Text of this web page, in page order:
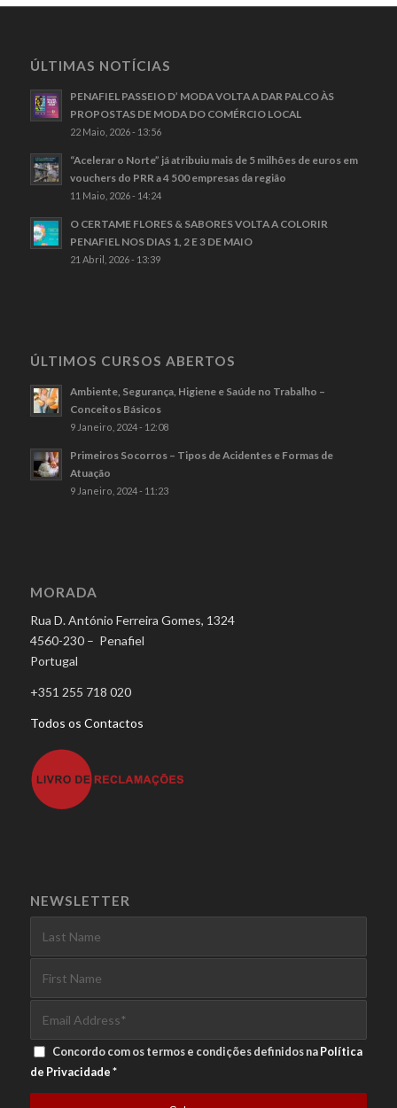
ÚLTIMAS NOTÍCIAS
PENAFIEL PASSEIO D’ MODA VOLTA A DAR PALCO ÀS
PROPOSTAS DE MODA DO COMÉRCIO LOCAL
22 Maio, 2026 - 13:56
“Acelerar o Norte” já atribuiu mais de 5 milhões de euros em
vouchers do PRR a 4 500 empresas da região
11 Maio, 2026 - 14:24
O CERTAME FLORES & SABORES VOLTA A COLORIR
PENAFIEL NOS DIAS 1, 2 E 3 DE MAIO
21 Abril, 2026 - 13:39
ÚLTIMOS CURSOS ABERTOS
Ambiente, Segurança, Higiene e Saúde no Trabalho –
Conceitos Básicos
9 Janeiro, 2024 - 12:08
Primeiros Socorros – Tipos de Acidentes e Formas de
Atuação
9 Janeiro, 2024 - 11:23
MORADA
Rua D. António Ferreira Gomes, 1324
4560-230 – Penafiel
Portugal
+351 255 718 020
Todos os Contactos
NEWSLETTER
Concordo com os termos e condições definidos naPolítica
de Privacidade*